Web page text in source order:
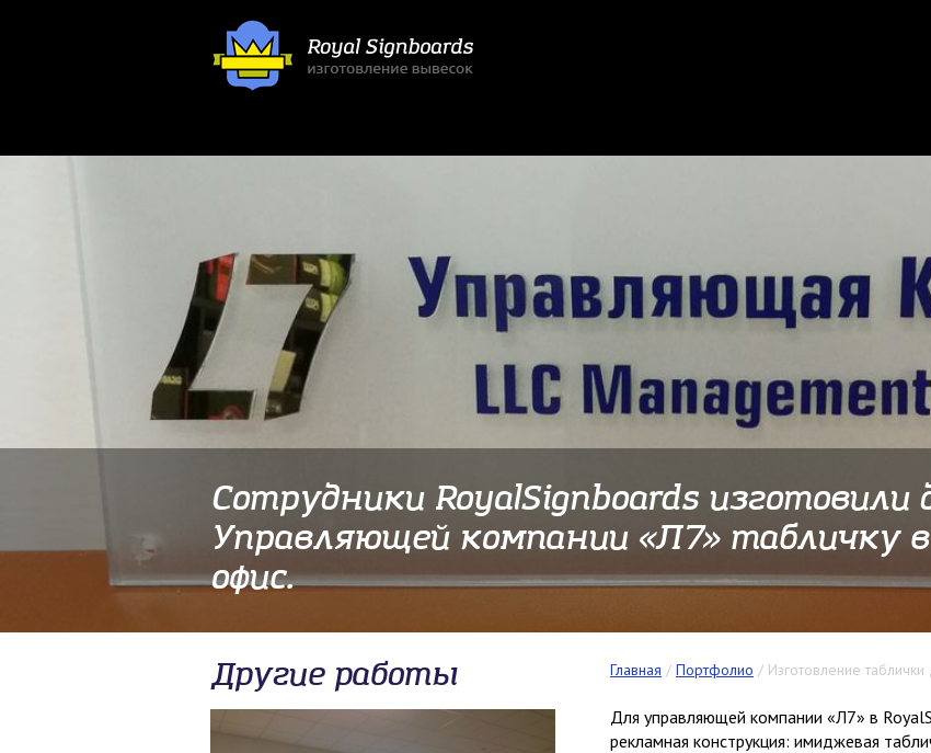
Сотрудники RoyalSignboards изготовили
Управляющей компании «Л7» табличку в
офис.
Главная / Портфолио / Изготовление
Для управляющей компании «Л7» в
рекламная конструкция: имиджевая
Другие работы